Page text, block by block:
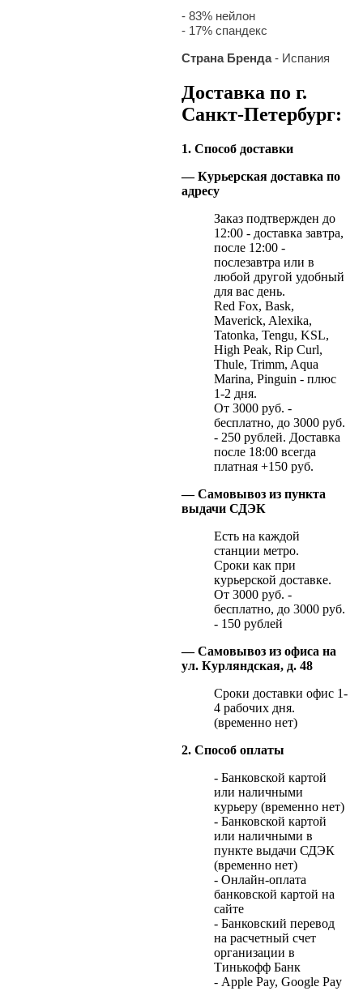
- 83% нейлон
- 17% спандекс
Страна Бренда- Испания
Доставка по г.
Санкт-Петербург:
1. Способ доставки
— Курьерская доставка по
адресу
Заказ подтвержден до
12:00 - доставка завтра,
после 12:00 -
послезавтра или в
любой другой удобный
для вас день.
Red Fox, Bask,
Maverick, Alexika,
Tatonka, Tengu, KSL,
High Peak, Rip Curl,
Thule, Trimm, Aqua
Marina, Pinguin - плюс
1-2 дня.
От 3000 руб. -
бесплатно, до 3000 руб.
- 250 рублей. Доставка
после 18:00 всегда
платная +150 руб.
— Самовывоз из пункта
выдачи СДЭК
Есть на каждой
станции метро.
Сроки как при
курьерской доставке.
От 3000 руб. -
бесплатно, до 3000 руб.
- 150 рублей
— Самовывоз из офиса на
ул. Курляндская, д. 48
Сроки доставки офис 1-
4 рабочих дня.
(временно нет)
2. Способ оплаты
- Банковской картой
или наличными
курьеру (временно нет)
- Банковской картой
или наличными в
пункте выдачи СДЭК
(временно нет)
- Онлайн-оплата
банковской картой на
сайте
- Банковский перевод
на расчетный счет
организации в
Тинькофф Банк
- Apple Pay, Google Pay